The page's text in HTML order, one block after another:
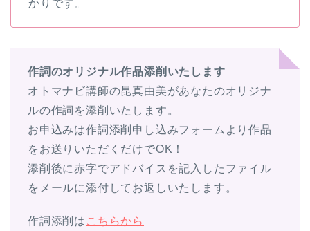
かりです。
作詞のオリジナル作品添削いたします
オトマナビ講師の昆真由美があなたのオリジナ
ルの作詞を添削いたします。
お申込みは作詞添削申し込みフォームより作品
をお送りいただくだけでOK！
添削後に赤字でアドバイスを記入したファイル
をメールに添付してお返しいたします。
作詞添削は こちらから